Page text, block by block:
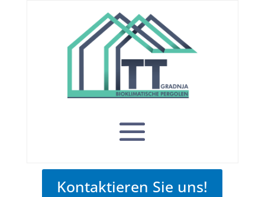
Kontaktieren Sie uns!